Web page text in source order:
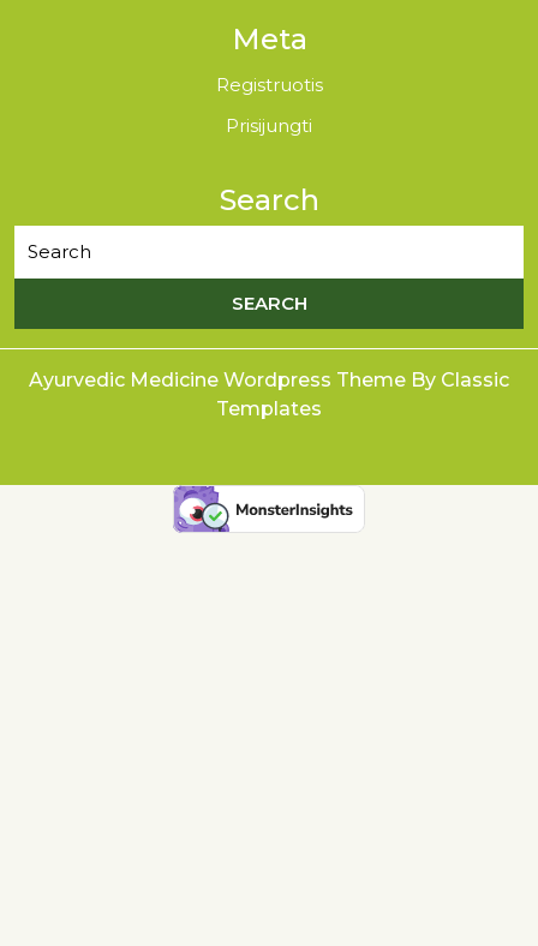
Meta
Registruotis
Prisijungti
Search
Ayurvedic Medicine Wordpress Theme By Classic
Templates